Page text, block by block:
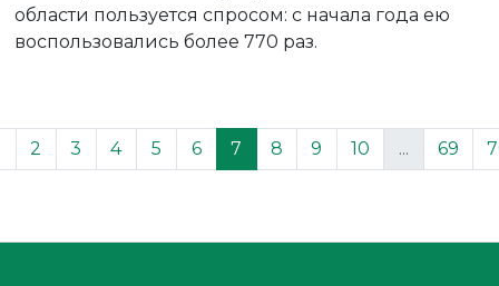
области пользуется спросом: с начала года ею
воспользовались более 770 раз.
2 3 4 5 6 7 8 9 10 ... 69